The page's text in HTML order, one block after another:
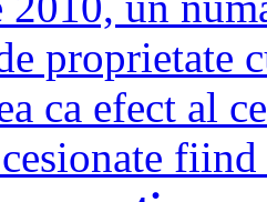
proprietate
ca efect al